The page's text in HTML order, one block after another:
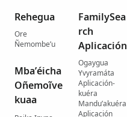
Rehegua
Ore
Ñemombe’u
Mba’éicha
Oñemoĩve
kuaa
FamilySea
rch
Aplicación
Ogaygua
Yvyramáta
Aplicación-
kuéra
Mandu’akuéra
Aplicación